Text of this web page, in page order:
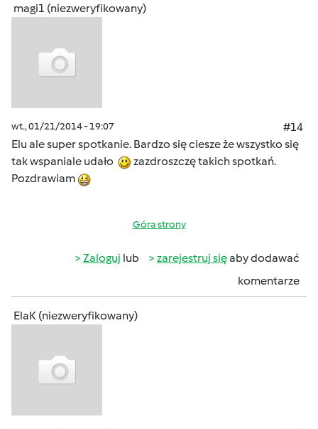
magi1 (niezweryfikowany)
wt., 01/21/2014 - 19:07
#14
Elu ale super spotkanie. Bardzo się ciesze że wszystko się
tak wspaniale udało
zazdroszczę takich spotkań.
Pozdrawiam
Góra strony
Zaloguj lub zarejestruj sięaby dodawać
komentarze
ElaK (niezweryfikowany)